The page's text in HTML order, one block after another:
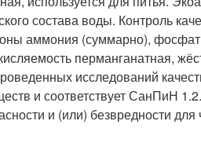
состава воды. Контроль
аммония (суммарно),
перманганатная,
исследований
и соответствует СанПиН
и (или) безвредности